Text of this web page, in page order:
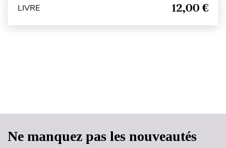
LIVRE 12,00 €
Ne manquez pas les nouveautés